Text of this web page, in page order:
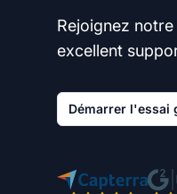
Rejoignez
excellent
Démarrer l'essai